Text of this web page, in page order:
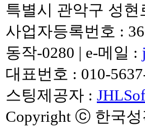
특별시 관악구 성현
사업자등록번호 :
동작-0280 | e-메일 :
대표번호 : 010-
스팅제공자 :
Copyright ⓒ 한국성